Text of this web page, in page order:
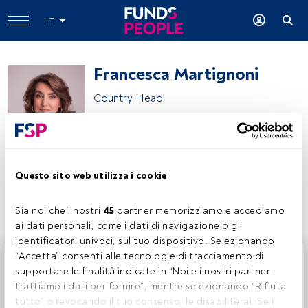
Questo sito web utilizza i cookie
Sia noi che i nostri 45 partner memorizziamo e accediamo
ai dati personali, come i dati di navigazione o gli
identificatori univoci, sul tuo dispositivo. Selezionando
“Accetta” consenti alle tecnologie di tracciamento di
supportare le finalità indicate in “Noi e i nostri partner
trattiamo i dati per fornire”, mentre selezionando “Rifiuta
tutto” o revocando il tuo consenso, le disabiliterai. Se i
IT
Francesca Martignoni
Country Head
Condividi:
Questo è un articolo riservato agli utenti FundsPeople. Se
sei già registrato, accedi tramite il pulsante Login. Se non
hai ancora un account, ti invitiamo a registrarti per scoprire
tutti i contenuti che FundsPeople ha da offrire.